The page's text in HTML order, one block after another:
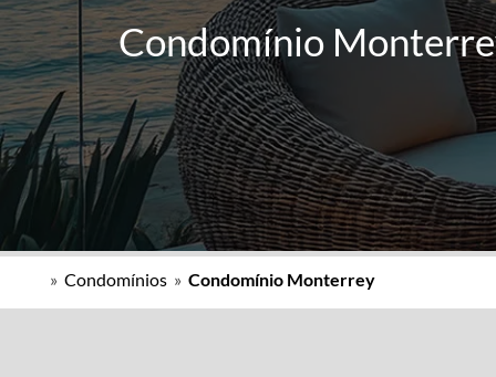
Condomínio
» Condomínios » Condomínio Monterrey